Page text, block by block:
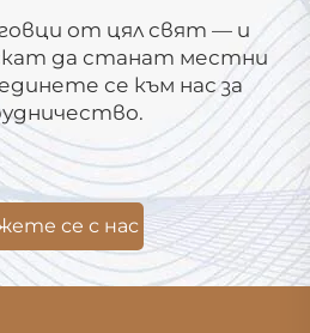
от цял свят — и
да станат местни
се към нас за
се с нас